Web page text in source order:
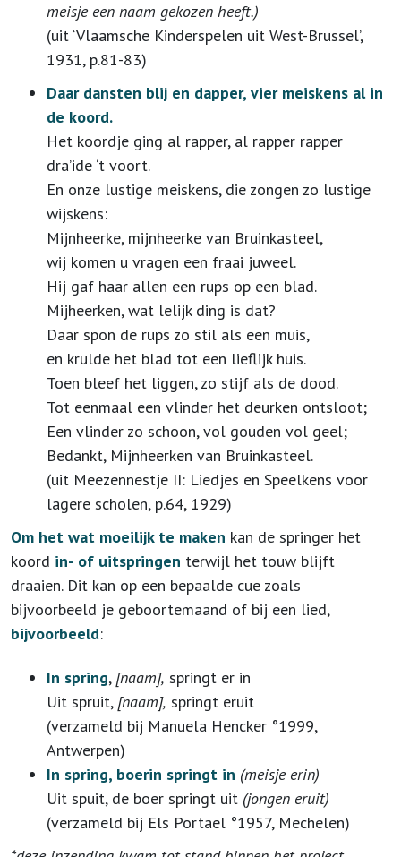
meisje een naam gekozen heeft.)
(uit ‘Vlaamsche Kinderspelen uit West-Brussel’,
1931, p.81-83)
Daar dansten blij en dapper, vier meiskens al in
de koord.
Het koordje ging al rapper, al rapper rapper
dra’ide ‘t voort.
En onze lustige meiskens, die zongen zo lustige
wijskens:
Mijnheerke, mijnheerke van Bruinkasteel,
wij komen u vragen een fraai juweel.
Hij gaf haar allen een rups op een blad.
Mijheerken, wat lelijk ding is dat?
Daar spon de rups zo stil als een muis,
en krulde het blad tot een lieflijk huis.
Toen bleef het liggen, zo stijf als de dood.
Tot eenmaal een vlinder het deurken ontsloot;
Een vlinder zo schoon, vol gouden vol geel;
Bedankt, Mijnheerken van Bruinkasteel.
(uit Meezennestje II: Liedjes en Speelkens voor
lagere scholen, p.64, 1929)
Om het wat moeilijk te maken kan de springer het
koord in- of uitspringen terwijl het touw blijft
draaien. Dit kan op een bepaalde cue zoals
bijvoorbeeld je geboortemaand of bij een lied,
bijvoorbeeld:
In spring, [naam], springt er in
Uit spruit, [naam], springt eruit
(verzameld bij Manuela Hencker °1999,
Antwerpen)
In spring, boerin springt in (meisje erin)
Uit spuit, de boer springt uit (jongen eruit)
(verzameld bij Els Portael °1957, Mechelen)